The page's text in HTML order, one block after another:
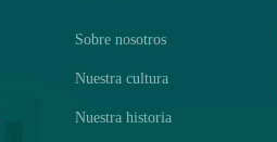
Sobre nosotros
Nuestra cultura
Nuestra historia